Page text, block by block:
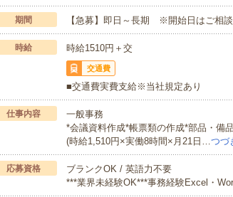
期間 【急募】即日～長期 ※開始日はご相
時給 時給1510円＋交
交通費
■交通費実費支給※当社規定あり
仕事内容
一般事務
*会議資料作成*帳票類の作成*部品・備
(時給1,510円×実働8時間×月21日…つづ
応募資格
ブランクOK / 英語力不要
***業界未経験OK***事務経験Excel・